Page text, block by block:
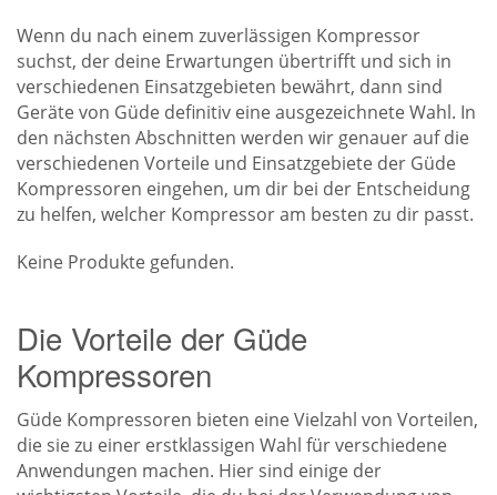
Wenn du nach einem zuverlässigen Kompressor
suchst, der deine Erwartungen übertrifft und sich in
verschiedenen Einsatzgebieten bewährt, dann sind
Geräte von Güde definitiv eine ausgezeichnete Wahl. In
den nächsten Abschnitten werden wir genauer auf die
verschiedenen Vorteile und Einsatzgebiete der Güde
Kompressoren eingehen, um dir bei der Entscheidung
zu helfen, welcher Kompressor am besten zu dir passt.
Keine Produkte gefunden.
Die Vorteile der Güde
Kompressoren
Güde Kompressoren bieten eine Vielzahl von Vorteilen,
die sie zu einer erstklassigen Wahl für verschiedene
Anwendungen machen. Hier sind einige der